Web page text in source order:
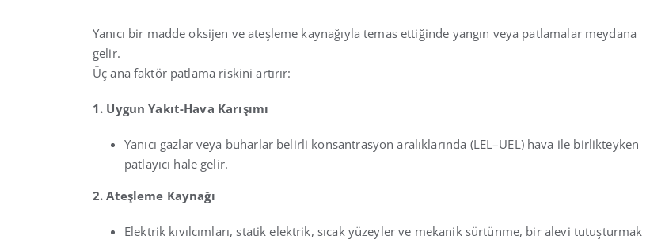
Yanıcı bir madde oksijen ve ateşleme kaynağıyla temas ettiğinde yangın veya patlamalar meydana
gelir.
Üç ana faktör patlama riskini artırır:
1. Uygun Yakıt-Hava Karışımı
Yanıcı gazlar veya buharlar belirli konsantrasyon aralıklarında (LEL–UEL) hava ile birlikteyken
patlayıcı hale gelir.
2. Ateşleme Kaynağı
Elektrik kıvılcımları, statik elektrik, sıcak yüzeyler ve mekanik sürtünme, bir alevi tutuşturmak